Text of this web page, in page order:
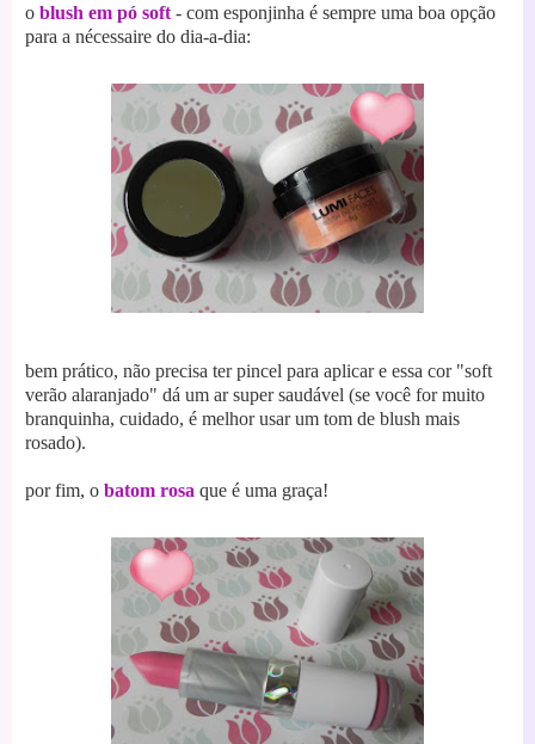
o blush em pó soft - com esponjinha é sempre uma boa opção
para a nécessaire do dia-a-dia:
bem prático, não precisa ter pincel para aplicar e essa cor "soft
verão alaranjado" dá um ar super saudável (se você for muito
branquinha, cuidado, é melhor usar um tom de blush mais
rosado).
por fim, o batom rosa que é uma graça!